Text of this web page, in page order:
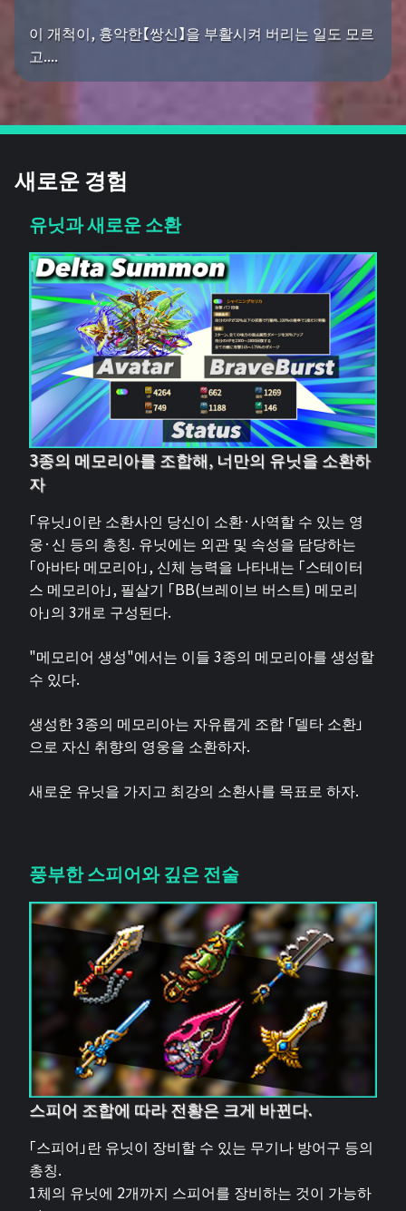
이 개척이, 흉악한【쌍신】을 부활시켜 버리는 일도 모르
고....
새로운 경험
유닛과 새로운 소환
3종의 메모리아를 조합해, 너만의 유닛을 소환하
자
「유닛」이란 소환사인 당신이 소환·사역할 수 있는 영
웅·신 등의 총칭. 유닛에는 외관 및 속성을 담당하는
「아바타 메모리아」, 신체 능력을 나타내는 「스테이터
스 메모리아」, 필살기 「BB(브레이브 버스트) 메모리
아」의 3개로 구성된다.
"메모리어 생성"에서는 이들 3종의 메모리아를 생성할
수 있다.
생성한 3종의 메모리아는 자유롭게 조합 「델타 소환」
으로 자신 취향의 영웅을 소환하자.
새로운 유닛을 가지고 최강의 소환사를 목표로 하자.
풍부한 스피어와 깊은 전술
스피어 조합에 따라 전황은 크게 바뀐다.
「스피어」란 유닛이 장비할 수 있는 무기나 방어구 등의
총칭.
1체의 유닛에 2개까지 스피어를 장비하는 것이 가능하